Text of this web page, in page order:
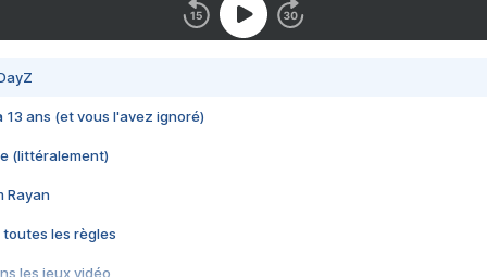
13 ans (et vous l'avez ignoré)
(littéralement)
Rayan
toutes les règles
les jeux vidéo